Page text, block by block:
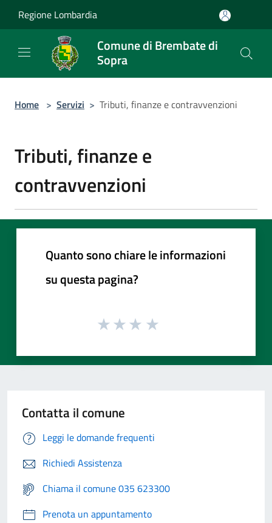
Regione Lombardia
Comune di Brembate di
Sopra
Home > Servizi > Tributi, finanze e contravvenzioni
Tributi, finanze e
contravvenzioni
Quanto sono chiare le informazioni
su questa pagina?
Contatta il comune
Leggi le domande frequenti
Richiedi Assistenza
Chiama il comune 035 623300
Prenota un appuntamento